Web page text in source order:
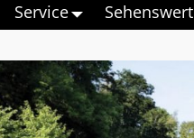
Service Sehenswert